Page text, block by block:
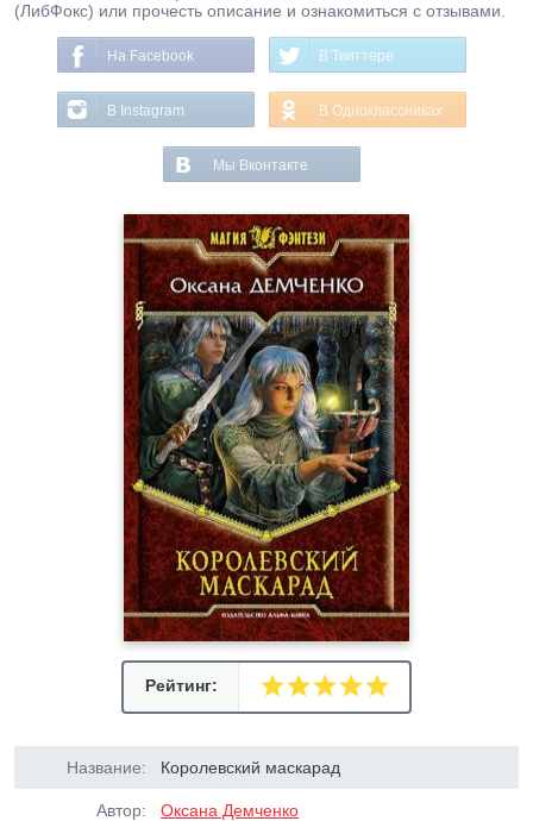
(ЛибФокс) или прочесть описание и ознакомиться с отзывами.
На Facebook В Твиттере
В Instagram В Одноклассниках
Мы Вконтакте
Рейтинг:
Название: Королевский маскарад
Автор: Оксана Демченко